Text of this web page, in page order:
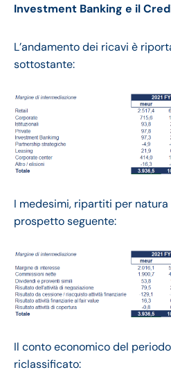
Investment Banking e il
L’andamento dei ricavi è
sottostante:
I medesimi, ripartiti per
prospetto seguente:
Il conto economico del
riclassificato: